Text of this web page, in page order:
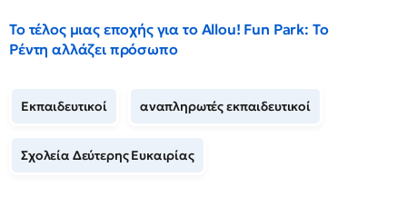
Το τέλος μιας εποχής για το Allou! Fun Park: Το
Ρέντη αλλάζει πρόσωπο
Εκπαιδευτικοί αναπληρωτές εκπαιδευτικοί
Σχολεία Δεύτερης Ευκαιρίας